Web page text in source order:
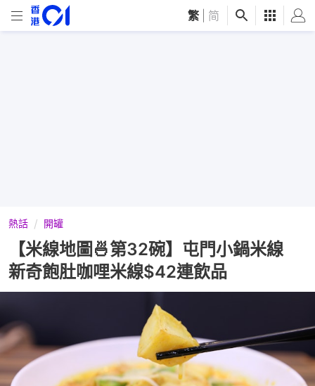
繁 简
熱話 開罐
【米線地圖🍜第32碗】屯門小鍋米線
新奇飽肚咖哩米線$42連飲品